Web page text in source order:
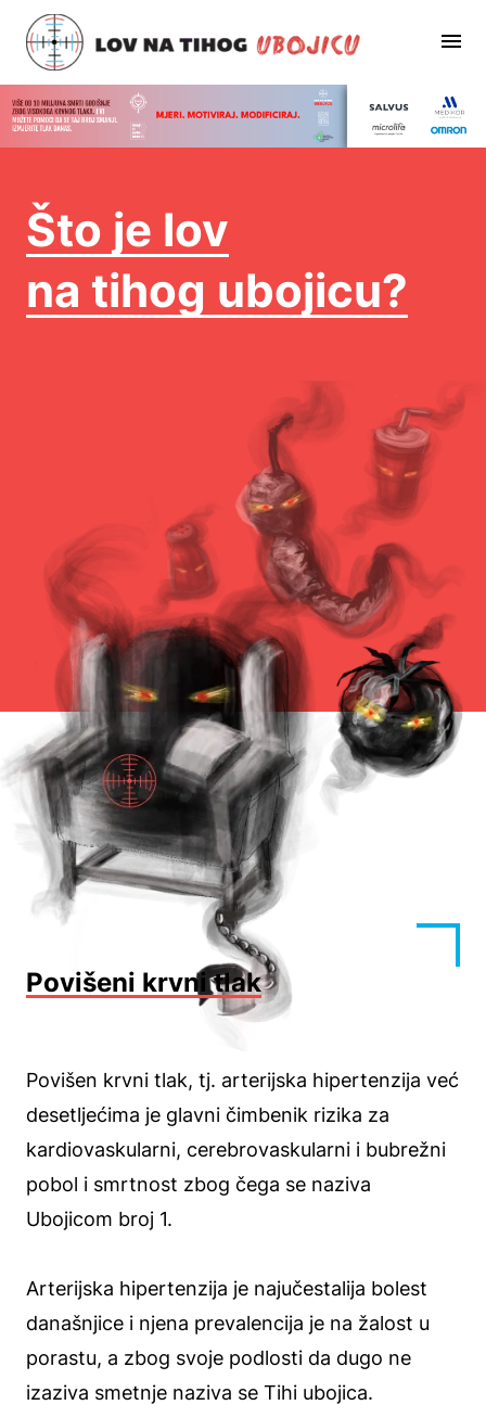
Što je lov
na tihog ubojicu?
Povišeni krvni tlak
Povišen krvni tlak, tj. arterijska hipertenzija već
desetljećima je glavni čimbenik rizika za
kardiovaskularni, cerebrovaskularni i bubrežni
pobol i smrtnost zbog čega se naziva
Ubojicom broj 1.
Arterijska hipertenzija je najučestalija bolest
današnjice i njena prevalencija je na žalost u
porastu, a zbog svoje podlosti da dugo ne
izaziva smetnje naziva se Tihi ubojica.